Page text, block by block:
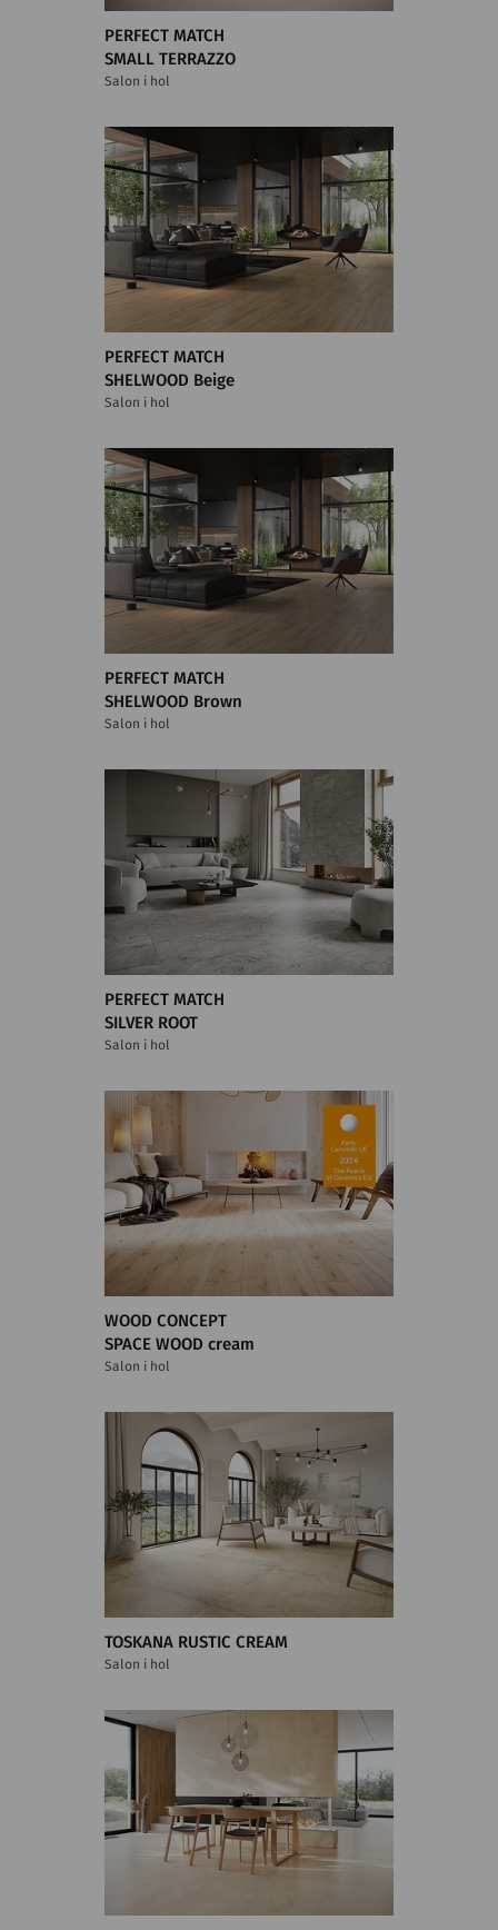
PERFECT MATCH
SMALL TERRAZZO
Salon i hol
PERFECT MATCH
SHELWOOD Beige
Salon i hol
PERFECT MATCH
SHELWOOD Brown
Salon i hol
PERFECT MATCH
SILVER ROOT
Salon i hol
WOOD CONCEPT
SPACE WOOD cream
Salon i hol
TOSKANA RUSTIC CREAM
Salon i hol